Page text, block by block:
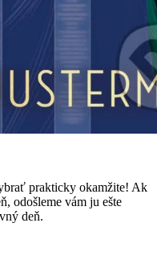
prakticky okamžite! Ak
odošleme vám ju ešte
deň.